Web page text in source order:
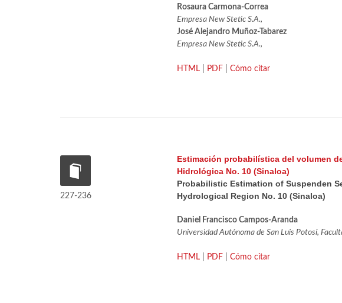
Rosaura Carmona-Correa
Empresa New Stetic S.A.,
José Alejandro Muñoz-Tabarez
Empresa New Stetic S.A.,
HTML| PDF Cómo citar
227-236
Estimación probabilística del volumen
Hidrológica No. 10 (Sinaloa)
Probabilistic Estimation of Suspenden
Hydrological Region No. 10 (Sinaloa)
Daniel Francisco Campos-Aranda
Universidad Autónoma de San Luis Potosí,
HTML| PDF Cómo citar